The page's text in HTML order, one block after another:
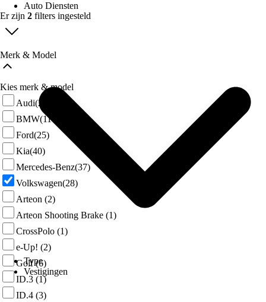
Auto Diensten
Type
Vestigingen
Er zijn 2 filters ingesteld
Merk & Model
Kies merk & model
Audi(29)
BMW(117)
Ford(25)
Kia(40)
Mercedes-Benz(37)
Volkswagen(28)
Arteon (2)
Arteon Shooting Brake (1)
CrossPolo (1)
e-Up! (2)
Golf(6)
ID.3 (1)
ID.4 (3)